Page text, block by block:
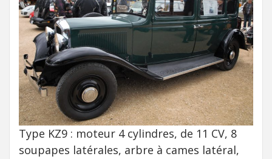
Type KZ9 : moteur 4 cylindres, de 11 CV, 8
soupapes latérales, arbre à cames latéral,